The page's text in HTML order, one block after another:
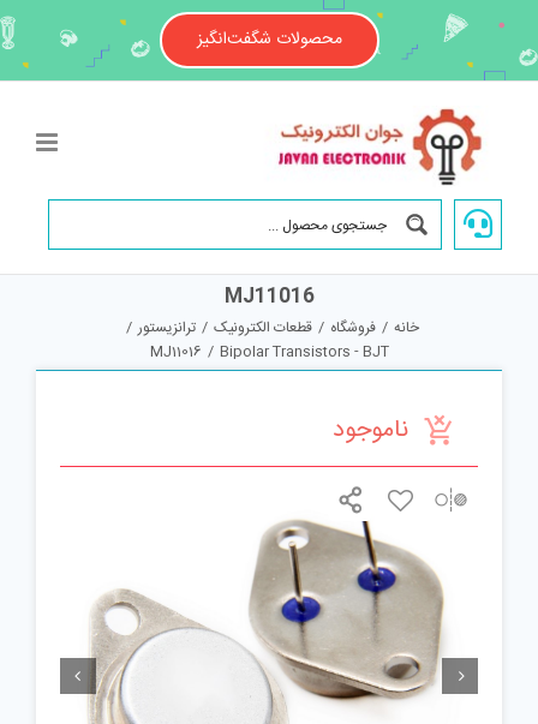
content
محصولات شگفت‌انگیز
MJ11016
خانه / فروشگاه / قطعات الکترونیک / ترانزیستور /
Bipolar Transistors - BJT
/
MJ11016
ناموجود
 